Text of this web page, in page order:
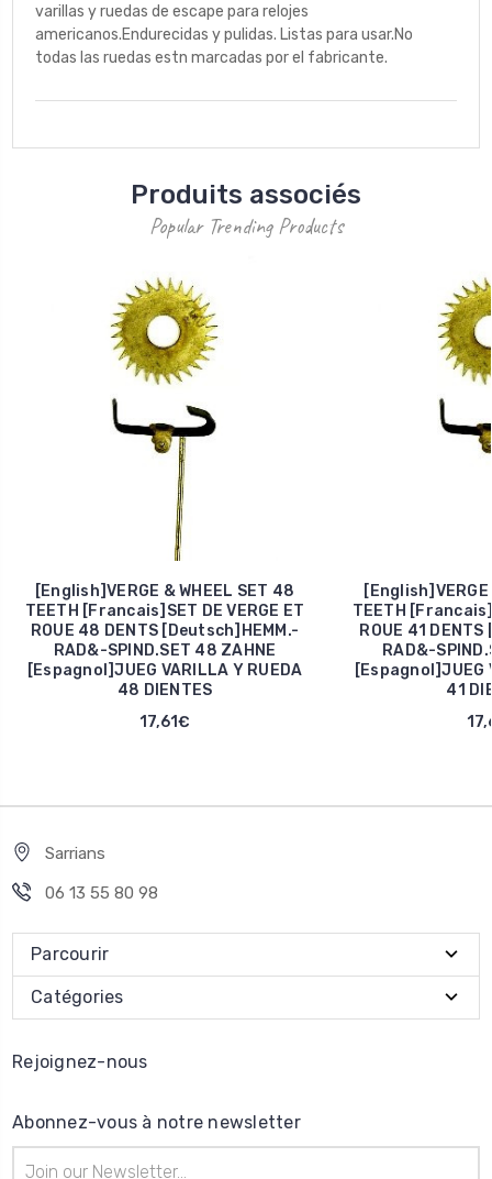
varillas y ruedas de escape para relojes
americanos.Endurecidas y pulidas. Listas para usar.No
todas las ruedas estn marcadas por el fabricante.
Produits associés
Popular Trending Products
[English]VERGE & WHEEL SET 48
TEETH [Francais]SET DE VERGE ET
ROUE 48 DENTS [Deutsch]HEMM.-
RAD&-SPIND.SET 48 ZAHNE
[Espagnol]JUEG VARILLA Y RUEDA
48 DIENTES
17,61€
[English]VERGE
TEETH
ROUE 41
RAD&-
[Espagnol]JUEG
41
Sarrians
06 13 55 80 98
Parcourir
Catégories
Rejoignez-nous
Abonnez-vous à notre newsletter